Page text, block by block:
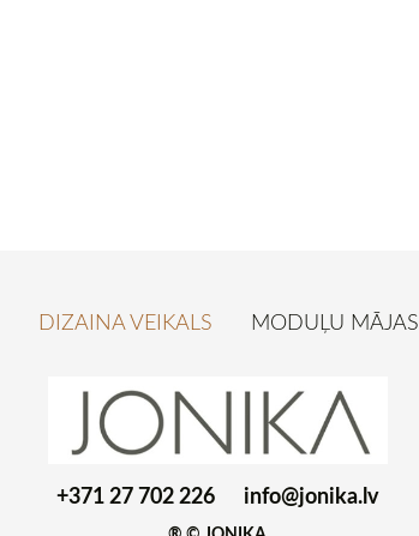
DIZAINA VEIKALS MODUĻU MĀJAS
+371 27 702 226 info@jonika.lv